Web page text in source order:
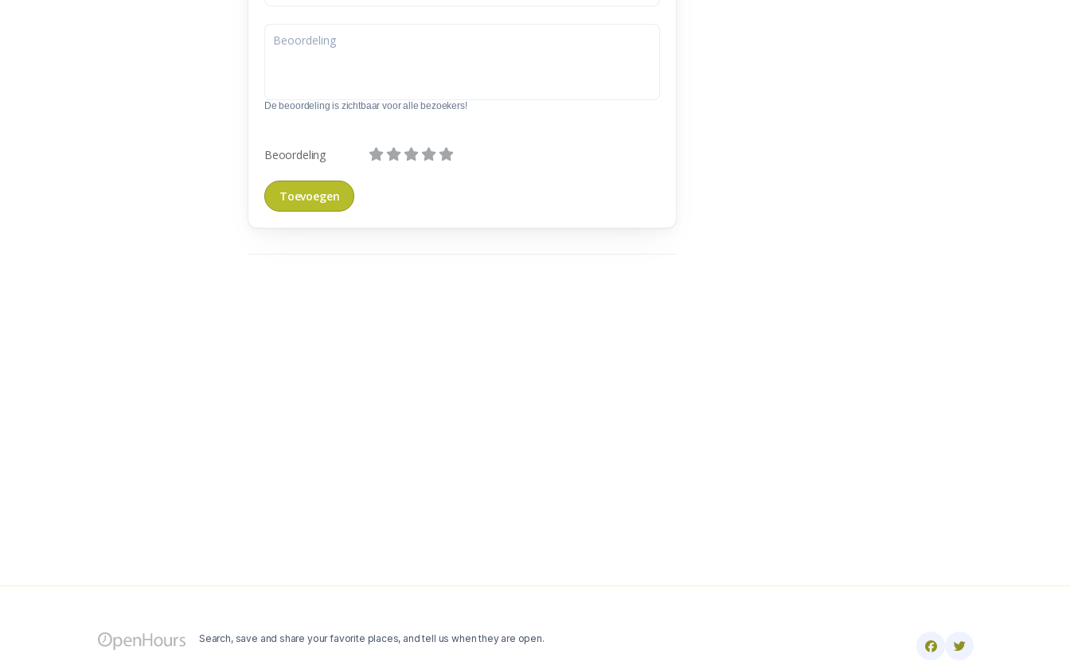
De beoordeling is zichtbaar voor alle bezoekers!
Beoordeling
Search, save and share your favorite places, and tell us when they are open.